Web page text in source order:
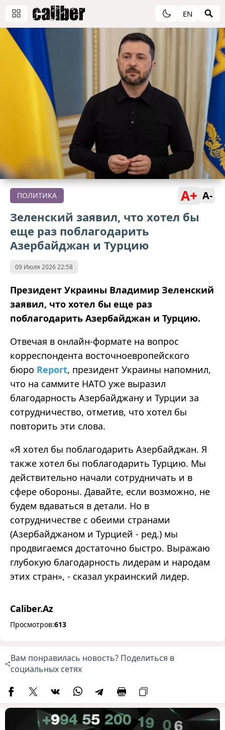
EN
ПОЛИТИКА A+ A-
Зеленский заявил, что хотел бы
еще раз поблагодарить
Азербайджан и Турцию
09 Июля 2026 22:58
Президент Украины Владимир Зеленский
заявил, что хотел бы еще раз
поблагодарить Азербайджан и Турцию.
Отвечая в онлайн-формате на вопрос
корреспондента восточноевропейского
бюро Report, президент Украины напомнил,
что на саммите НАТО уже выразил
благодарность Азербайджану и Турции за
сотрудничество, отметив, что хотел бы
повторить эти слова.
«Я хотел бы поблагодарить Азербайджан. Я
также хотел бы поблагодарить Турцию. Мы
действительно начали сотрудничать и в
сфере обороны. Давайте, если возможно, не
будем вдаваться в детали. Но в
сотрудничестве с обеими странами
(Азербайджаном и Турцией - ред.) мы
продвигаемся достаточно быстро. Выражаю
глубокую благодарность лидерам и народам
этих стран», - сказал украинский лидер.
Caliber.Az
Просмотров:613
Вам понравилась новость? Поделиться в
социальных сетях